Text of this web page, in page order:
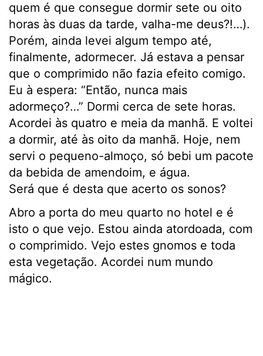
quem é que consegue dormir sete ou oito
horas às duas da tarde, valha-me deus?!…).
Porém, ainda levei algum tempo até,
finalmente, adormecer. Já estava a pensar
que o comprimido não fazia efeito comigo.
Eu à espera: “Então, nunca mais
adormeço?…” Dormi cerca de sete horas.
Acordei às quatro e meia da manhã. E voltei
a dormir, até às oito da manhã. Hoje, nem
servi o pequeno-almoço, só bebi um pacote
da bebida de amendoim, e água.
Será que é desta que acerto os sonos?
Abro a porta do meu quarto no hotel e é
isto o que vejo. Estou ainda atordoada, com
o comprimido. Vejo estes gnomos e toda
esta vegetação. Acordei num mundo
mágico.